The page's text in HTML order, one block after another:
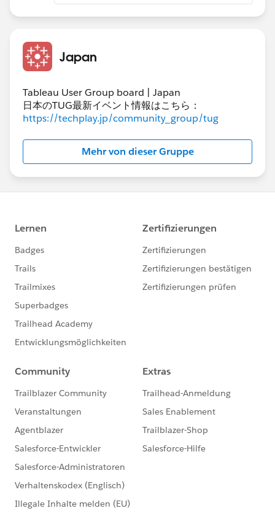
YoYの式を参考にしています）。
どういったビューを完成形としてイメージしているの
か、ラフでよいので絵などを付けてもらえると、もっと
きちんと実際の要件に沿った提案・検討が可能になると
思います。
Japan
Tableau User Group board | Japan
日本のTUG最新イベント情報はこちら：
https://techplay.jp/community_group/tug
Mehr von dieser Gruppe